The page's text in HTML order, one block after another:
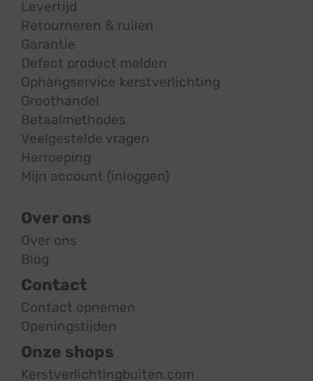
Levertijd
Retourneren & ruilen
Garantie
Defect product melden
Ophangservice kerstverlichting
Groothandel
Betaalmethodes
Veelgestelde vragen
Herroeping
Mijn account (inloggen)
Over ons
Over ons
Blog
Contact
Contact opnemen
Openingstijden
Onze shops
Kerstverlichtingbuiten.com